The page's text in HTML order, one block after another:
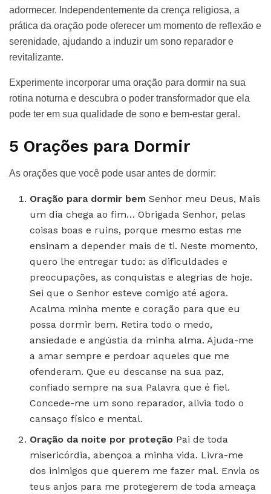
adormecer. Independentemente da crença religiosa, a
prática da oração pode oferecer um momento de reflexão e
serenidade, ajudando a induzir um sono reparador e
revitalizante.
Experimente incorporar uma oração para dormir na sua
rotina noturna e descubra o poder transformador que ela
pode ter em sua qualidade de sono e bem-estar geral.
5 Orações para Dormir
As orações que você pode usar antes de dormir:
Oração para dormir bem Senhor meu Deus, Mais
um dia chega ao fim… Obrigada Senhor, pelas
coisas boas e ruins, porque mesmo estas me
ensinam a depender mais de ti. Neste momento,
quero lhe entregar tudo: as dificuldades e
preocupações, as conquistas e alegrias de hoje.
Sei que o Senhor esteve comigo até agora.
Acalma minha mente e coração para que eu
possa dormir bem. Retira todo o medo,
ansiedade e angústia da minha alma. Ajuda-me
a amar sempre e perdoar aqueles que me
ofenderam. Que eu descanse na sua paz,
confiado sempre na sua Palavra que é fiel.
Concede-me um sono reparador, alivia todo o
cansaço físico e mental.
Oração da noite por proteção Pai de toda
misericórdia, abençoa a minha vida. Livra-me
dos inimigos que querem me fazer mal. Envia os
teus anjos para me protegerem de toda ameaça